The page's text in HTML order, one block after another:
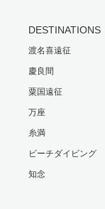
DESTINATIONS
渡名喜遠征
慶良間
粟国遠征
万座
糸満
ビーチダイビング
知念